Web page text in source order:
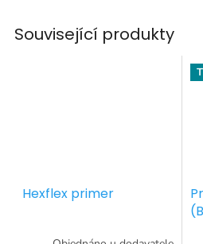
Související produkty
Hexflex primer